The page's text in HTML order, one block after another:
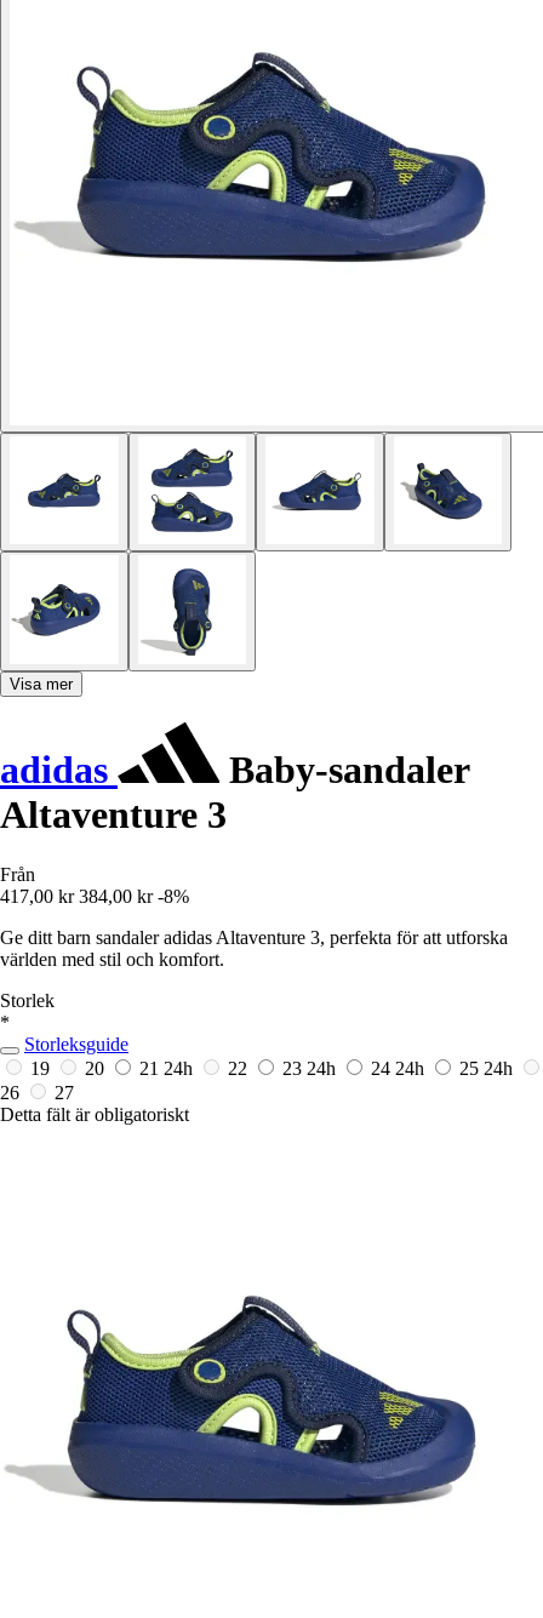
Visa mer
adidas
Baby-sandaler
Altaventure 3
Från
417,00 kr 384,00 kr -8%
Ge ditt barn sandaler adidas Altaventure 3, perfekta för att utforska
världen med stil och komfort.
Storlek
*
Storleksguide
19
20 21 24h 22 23 24h 24 24h 25 24h
26
27
Detta fält är obligatoriskt